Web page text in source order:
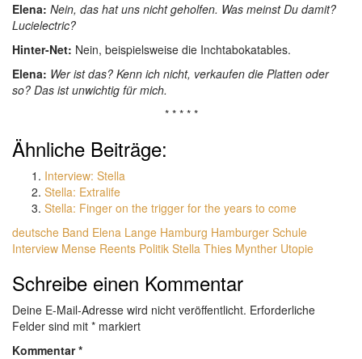
Elena: Nein, das hat uns nicht geholfen. Was meinst Du damit?
Lucielectric?
Hinter-Net: Nein, beispielsweise die Inchtabokatables.
Elena: Wer ist das? Kenn ich nicht, verkaufen die Platten oder
so? Das ist unwichtig für mich.
* * * * *
Ähnliche Beiträge:
Interview: Stella
Stella: Extralife
Stella: Finger on the trigger for the years to come
deutsche Band Elena Lange Hamburg Hamburger Schule
Interview Mense Reents Politik Stella Thies Mynther Utopie
Schreibe einen Kommentar
Deine E-Mail-Adresse wird nicht veröffentlicht. Erforderliche
Felder sind mit * markiert
Kommentar*